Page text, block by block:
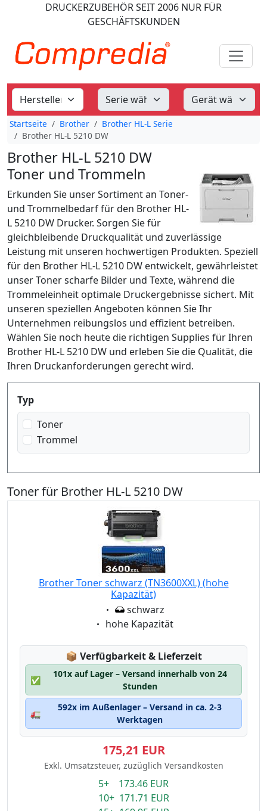
DRUCKERZUBEHÖRSEIT 2006 NUR FÜR
GESCHÄFTSKUNDEN
Startseite Brother
Brother HL-L Serie
Brother HL-L 5210 DW
Brother HL-L 5210 DW
Toner und Trommeln
Erkunden Sie unser Sortiment an Toner-
und Trommelbedarf für den Brother HL-
L 5210 DW Drucker. Sorgen Sie für
gleichbleibende Druckqualität und zuverlässige
Leistung mit unseren hochwertigen Produkten. Speziell
für den Brother HL-L 5210 DW entwickelt, gewährleistet
unser Toner scharfe Bilder und Texte, während die
Trommeleinheit optimale Druckergebnisse sichert. Mit
unseren speziellen Angeboten können Sie Ihr
Unternehmen reibungslos und effizient betreiben.
Wählen Sie noch heute die richtigen Supplies für Ihren
Brother HL-L 5210 DW und erleben Sie die Qualität, die
Ihren Druckanforderungen gerecht wird.
Produktfilter
Typ
Toner
Trommel
Toner für Brother HL-L 5210 DW
Brother Toner schwarz (TN3600XXL) (hohe
Kapazität)
Eigenschaft:
schwarz
Eigenschaft:
hohe Kapazität
📦 Lagerstatus:
Verfügbarkeit & Lieferzeit
✅
101x auf Lager – Versand innerhalb von 24
Stunden
🚛
592x im Außenlager – Versand in ca. 2-3
Werktagen
175,21 EUR
Exkl. Umsatzsteuer, zuzüglich Versandkosten
5+ 173.46 EUR
10+ 171.71 EUR